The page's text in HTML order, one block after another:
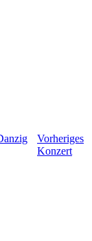
Vorheriges
Konzert